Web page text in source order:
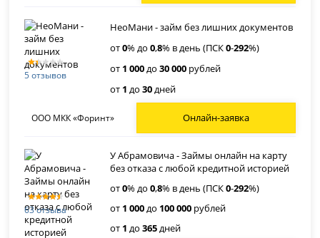
5 отзывов
НеоМани - займ без лишних документов
от0% до0,8% в день (ПСК0-292%)
от 1 000до30 000 рублей
от 1 до30дней
ООО МКК «Форинт» Онлайн-заявка
63 отзыва
У Абрамовича - Займы онлайн на карту
без отказа с любой кредитной историей
от0% до0,8% в день (ПСК0-292%)
от 1 000до 100 000 рублей
от 1 до365дней